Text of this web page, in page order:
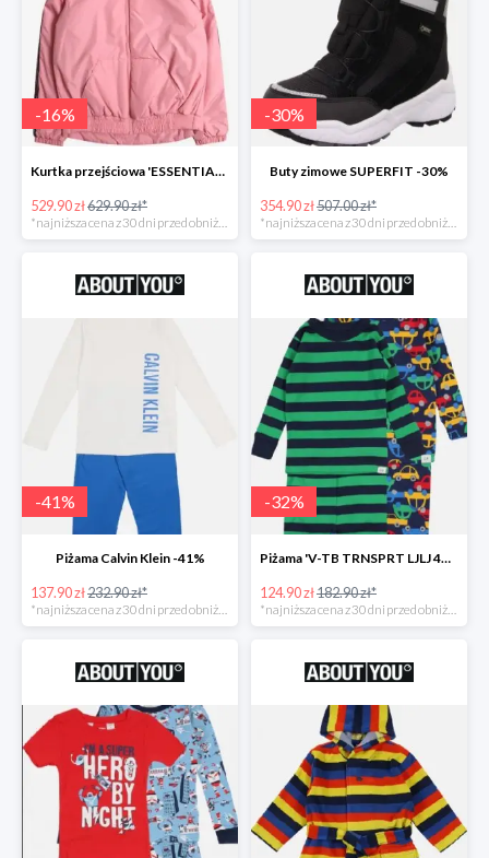
-16%
Kurtka przejściowa 'ESSENTIAL TOMMY TAPE JACKET -16%
529.90 zł629.90 zł*
-30%
Buty zimowe SUPERFIT -30%
354.90 zł507.00 zł*
-41%
Piżama Calvin Klein -41%
137.90 zł232.90 zł*
*najniższa cena z 30 dni przed obniżką
-32%
Piżama 'V-TB TRNSPRT LJLJ 4PC' GAP -32%
124.90 zł182.90 zł*
*najniższa cena z 30 dni przed obniżką